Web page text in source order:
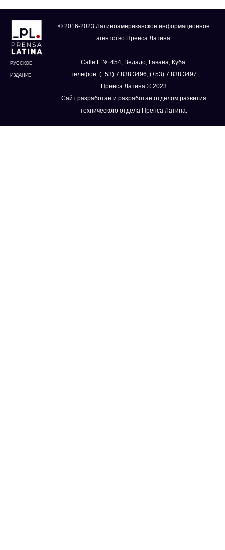
РУССКОЕ
ИЗДАНИЕ
© 2016-2023 Латиноамериканское информационное
агентство Пренса Латина.
Calle E № 454, Ведадо, Гавана, Куба.
телефон: (+53) 7 838 3496, (+53) 7 838 3497
Пренса Латина © 2023
Сайт разработан и разработан отделом развития
технического отдела Пренса Латина.